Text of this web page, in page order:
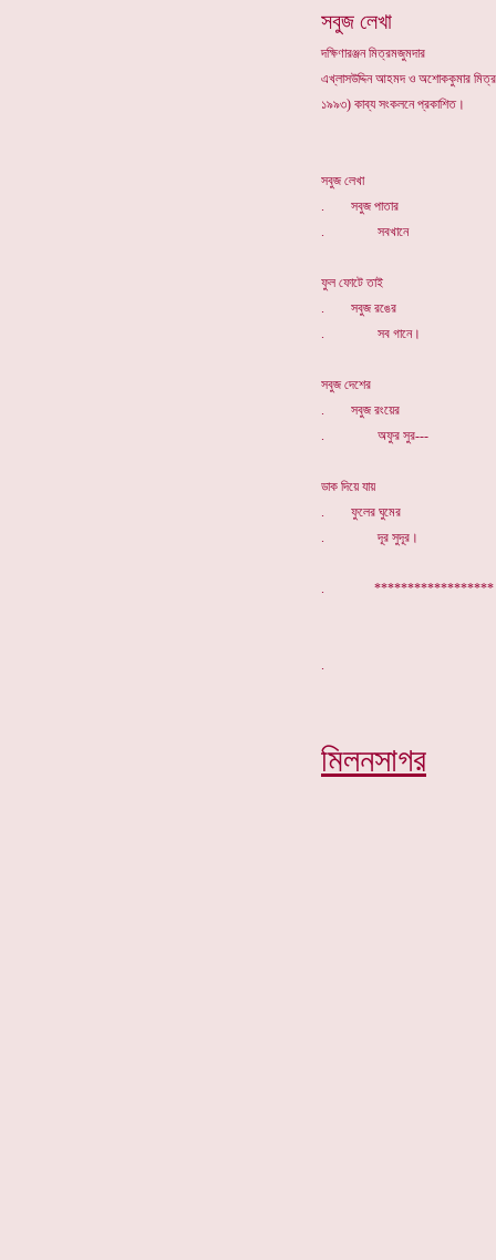
সবুজ লেখা
দক্ষিণারঞ্জন মিত্রমজুমদার
এখ্লাসউদ্দিন আহমদ ও অশোককুমার মিত্র
১৯৯৩) কাব্য সংকলনে প্রকাশিত।
সবুজ লেখা
. সবুজ পাতার
. সবখানে
ফুল ফোটে তাই
. সবুজ রঙের
. সব গানে।
সবুজ দেশের
. সবুজ রংয়ের
. অফুর সুর---
ডাক দিয়ে যায়
. ফুলের ঘুমের
. দূর সুদূর।
.
মিলনসাগর